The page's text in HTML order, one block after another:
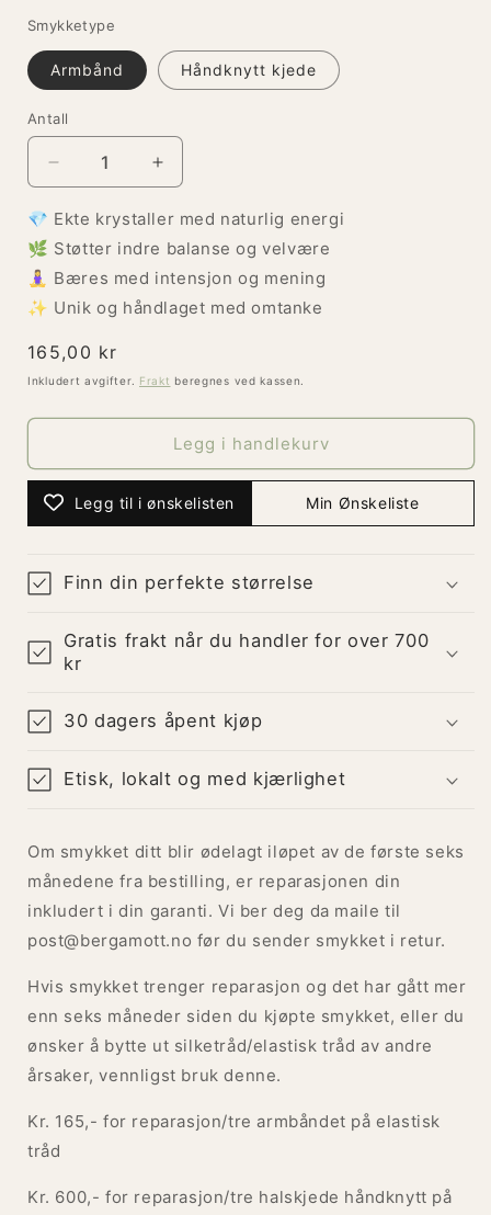
Smykketype
Armbånd Håndknytt kjede
Antall
antallet
for
Tre
Mala
-
Øk
antallet
for
Tre
Mala
-
💎 Ekte krystaller med naturlig energi
🌿 Støtter indre balanse og velvære
🧘‍♀️ Bæres med intensjon og mening
✨ Unik og håndlaget med omtanke
Vanlig
pris
165,00 kr
Inkludert avgifter. Frakt beregnes ved kassen.
Legg i handlekurv
Legg til i ønskelisten Min Ønskeliste
Finn din perfekte størrelse
Gratis frakt når du handler for over 700
kr
30 dagers åpent kjøp
Etisk, lokalt og med kjærlighet
Om smykket ditt blir ødelagt iløpet av de første seks
månedene fra bestilling, er reparasjonen din
inkludert i din garanti. Vi ber deg da maile til
post@bergamott.no før du sender smykket i retur.
Hvis smykket trenger reparasjon og det har gått mer
enn seks måneder siden du kjøpte smykket, eller du
ønsker å bytte ut silketråd/elastisk tråd av andre
årsaker, vennligst bruk denne.
Kr. 165,- for reparasjon/tre armbåndet på elastisk
tråd
Kr. 600,- for reparasjon/tre halskjede håndknytt på